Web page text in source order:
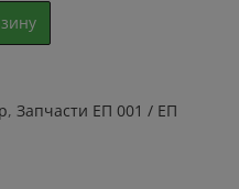
, Запчасти ЕП 001 / ЕП